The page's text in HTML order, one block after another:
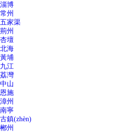
淄博
常州
五家渠
荊州
杏壇
北海
黃埔
九江
荔灣
中山
恩施
漳州
南寧
古鎮(zhèn)
郴州